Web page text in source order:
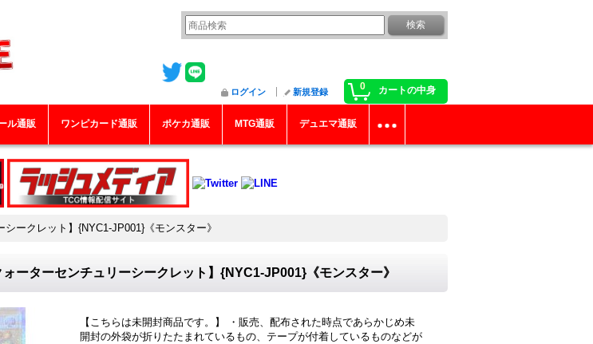
0 カートの中身
ログイン 新規登録
ル通販 ワンピカード通販 ポケカ通販 MTG通販 デュエマ通販
ークレット】{NYC1-JP001}《モンスター》
ォーターセンチュリーシークレット】{NYC1-JP001}《モンスター》
【こちらは未開封商品です。】 ・販売、配布された時点であらかじめ未
開封の外袋が折りたたまれているもの、テープが付着しているものなどが